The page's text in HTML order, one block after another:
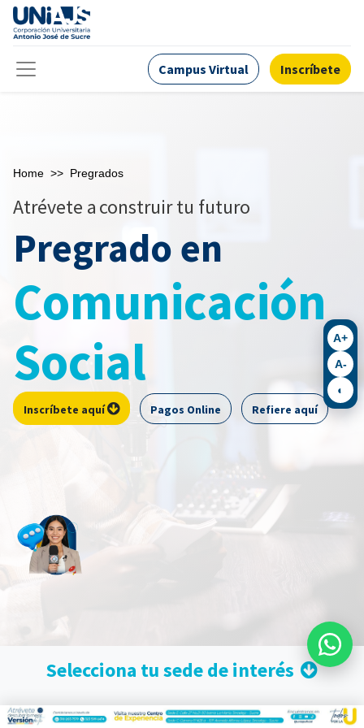
Campus Virtual Inscríbete
Home >> Pregrados
Atrévete aconstruir tu futuro
Pregrado en
Comunicación
Social
Inscríbete aquí Pagos Online Refiere aquí
Selecciona tu sede de interés
A+
A-
◐